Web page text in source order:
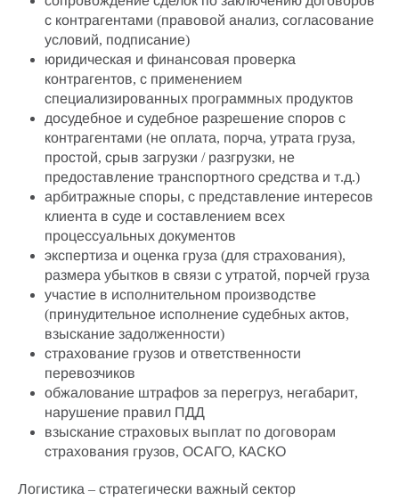
с контрагентами (правовой анализ, согласование
условий, подписание)
юридическая и финансовая проверка
контрагентов, с применением
специализированных программных продуктов
досудебное и судебное разрешение споров с
контрагентами (не оплата, порча, утрата груза,
простой, срыв загрузки / разгрузки, не
предоставление транспортного средства и т.д.)
арбитражные споры, с представление интересов
клиента в суде и составлением всех
процессуальных документов
экспертиза и оценка груза (для страхования),
размера убытков в связи с утратой, порчей груза
участие в исполнительном производстве
(принудительное исполнение судебных актов,
взыскание задолженности)
страхование грузов и ответственности
перевозчиков
обжалование штрафов за перегруз, негабарит,
нарушение правил ПДД
взыскание страховых выплат по договорам
страхования грузов, ОСАГО, КАСКО
Логистика – стратегически важный сектор